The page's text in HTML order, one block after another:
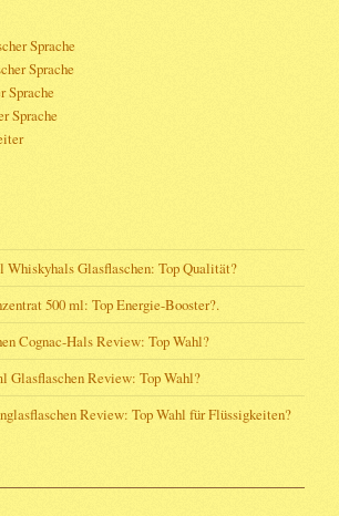
Sprache
Sprache
Sprache
Sprache
Whiskyhals Glasflaschen: Top Qualität?
500 ml: Top Energie-Booster?.
Cognac-Hals Review: Top Wahl?
Glasflaschen Review: Top Wahl?
Review: Top Wahl für Flüssigkeiten?